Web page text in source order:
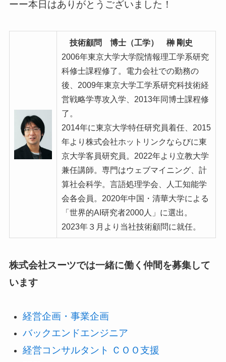
ーー本日はありがとうございました！
技術顧問 博士（工学） 榊 剛史
2006年東京大学大学院情報理工学系研究
科修士課程修了。電力会社での勤務の
後、2009年東京大学工学系研究科技術経
営戦略学専攻入学、2013年同博士課程修
了。
2014年に東京大学特任研究員着任、2015
年より株式会社ホットリンクならびに東
京大学客員研究員。2022年より立教大学
兼任講師。専門はウェブマイニング、計
算社会科学。言語処理学会、人工知能学
会各会員。2020年中国・清華大学による
「世界的AI研究者2000人」に選出。
2023年３月より当社技術顧問に就任。
株式会社スーツでは一緒に働く仲間を募集して
います
経営企画・事業企画
バックエンドエンジニア
経営コンサルタント ＣＯＯ支援